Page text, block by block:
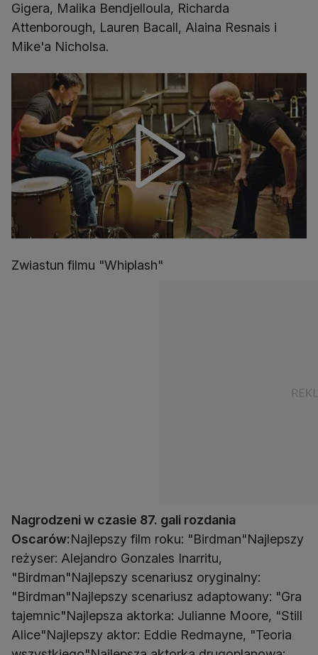
Gigera, Malika Bendjelloula, Richarda
Attenborough, Lauren Bacall, Alaina Resnais i
Mike'a Nicholsa.
Zwiastun filmu "Whiplash"
Nagrodzeni w czasie 87. gali rozdania
Oscarów:Najlepszy film roku: "Birdman"Najlepszy
reżyser: Alejandro Gonzales Inarritu,
"Birdman"Najlepszy scenariusz oryginalny:
"Birdman"Najlepszy scenariusz adaptowany: "Gra
tajemnic"Najlepsza aktorka: Julianne Moore, "Still
Alice"Najlepszy aktor: Eddie Redmayne, "Teoria